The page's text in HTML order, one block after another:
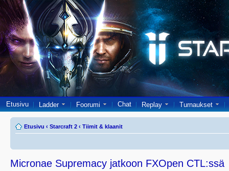
Etusivu Ladder Foorumi Chat Replay Turnaukset
Etusivu ‹ Starcraft 2 ‹ Tiimit & klaanit
Micronae Supremacy jatkoon FXOpen CTL:ssä